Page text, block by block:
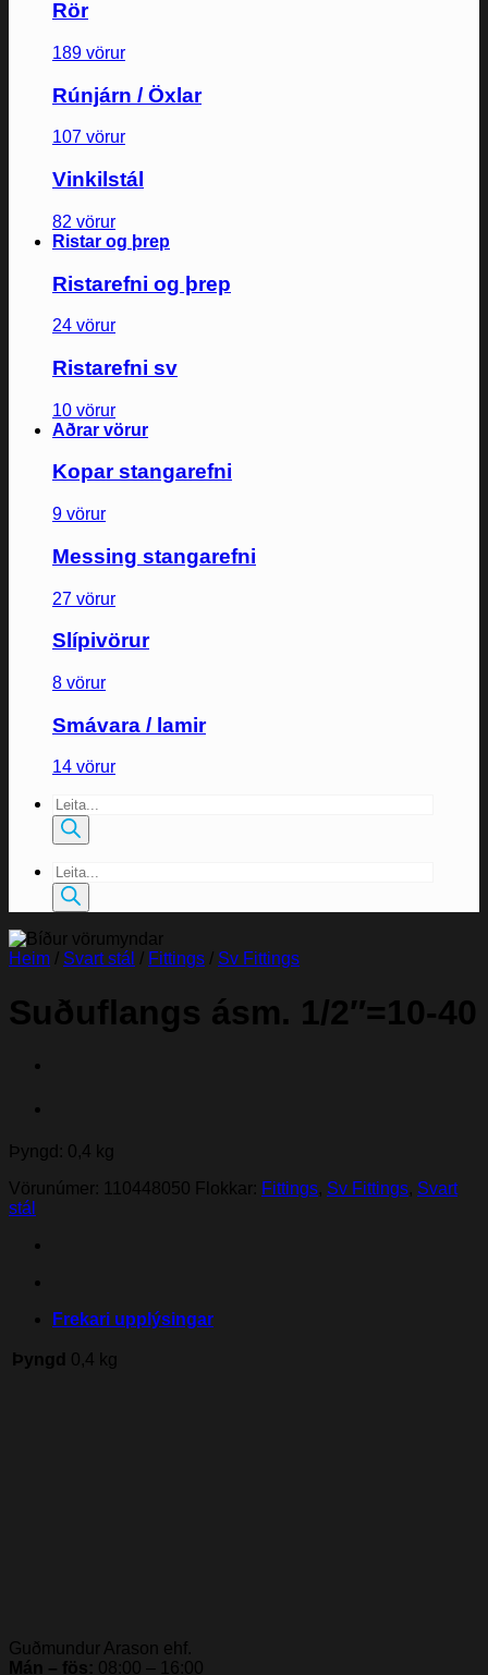
Rör
189 vörur
Rúnjárn / Öxlar
107 vörur
Vinkilstál
82 vörur
Ristar og þrep
Ristarefni og þrep
24 vörur
Ristarefni sv
10 vörur
Aðrar vörur
Kopar stangarefni
9 vörur
Messing stangarefni
27 vörur
Slípivörur
8 vörur
Smávara / lamir
14 vörur
Products
search
Products
search
Heim / Svart stál / Fittings / Sv Fittings
Suðuflangs ásm. 1/2″=10-40
Þyngd: 0,4 kg
Vörunúmer: 110448050 Flokkar: Fittings, Sv Fittings, Svart
stál
Frekari upplýsingar
Þyngd 0,4 kg
Guðmundur Arason ehf.
Mán – fös: 08:00 – 16:00